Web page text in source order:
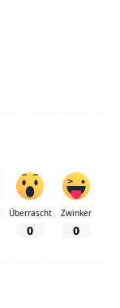
Überrascht
0
Zwinker
0